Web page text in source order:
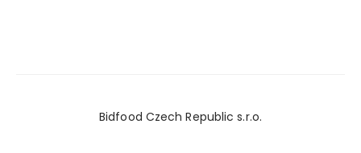
Bidfood Czech Republic s.r.o.